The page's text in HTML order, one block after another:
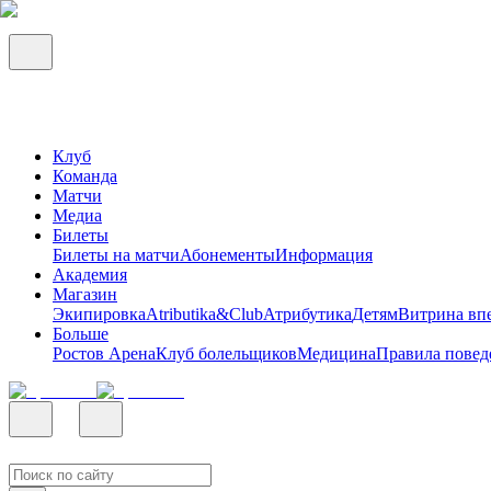
Клуб
Команда
Матчи
Медиа
Билеты
Билеты на матчиАбонементыИнформация
Академия
Магазин
ЭкипировкаAtributika&ClubАтрибутикаДетямВитрина
Больше
Ростов АренаКлуб болельщиковМедицинаПравила